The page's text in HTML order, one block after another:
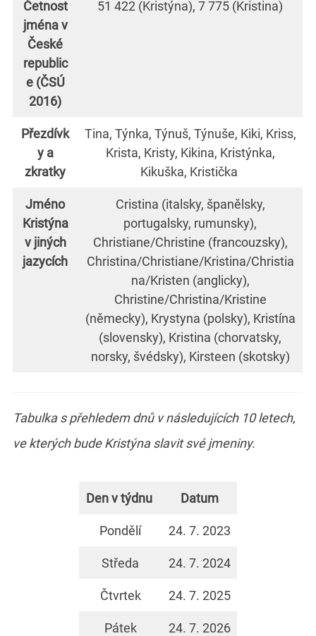
Četnost
jména v
České
republic
e (ČSÚ
2016)
51 422 (Kristýna), 7 775 (Kristina)
Přezdívk
y a
zkratky
Tina, Týnka, Týnuš, Týnuše, Kiki, Kriss,
Krista, Kristy, Kikina, Kristýnka,
Kikuška, Kristička
Jméno
Kristýna
v jiných
jazycích
Cristina (italsky, španělsky,
portugalsky, rumunsky),
Christiane/Christine (francouzsky),
Christina/Christiane/Kristina/Christia
na/Kristen (anglicky),
Christine/Christina/Kristine
(německy), Krystyna (polsky), Kristína
(slovensky), Kristina (chorvatsky,
norsky, švédsky), Kirsteen (skotsky)
Tabulka s přehledem dnů v následujících 10 letech,
ve kterých bude Kristýna slavit své jmeniny.
Den v týdnu Datum
Pondělí 24. 7. 2023
Středa 24. 7. 2024
Čtvrtek 24. 7. 2025
Pátek 24. 7. 2026